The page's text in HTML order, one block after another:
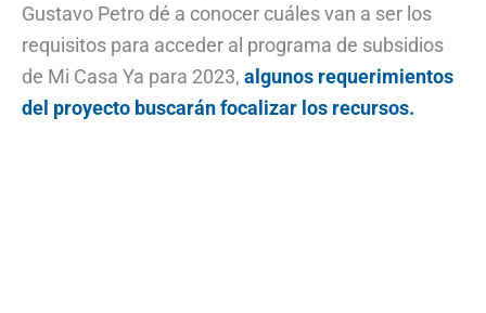
Gustavo Petro dé a conocer cuáles van a ser los
requisitos para acceder al programa de subsidios
de Mi Casa Ya para 2023, algunos requerimientos
del proyecto buscarán focalizar los recursos.